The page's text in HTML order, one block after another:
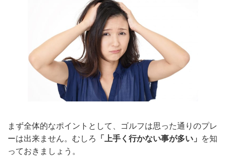
まず全体的なポイントとして、ゴルフは思った通りのプレ
ーは出来ません。むしろ
「上手く行かない事が多い」
を知
っておきましょう。